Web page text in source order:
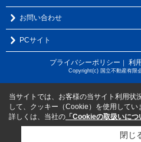
お問い合わせ
PCサイト
プライバシーポリシー ｜ 利
Copyright(c) 国立不動産有限
当サイトでは、お客様の当サイト利用状
して、クッキー（Cookie）を使用してい
詳しくは、当社の 「Cookieの取扱いにつ
閉じ